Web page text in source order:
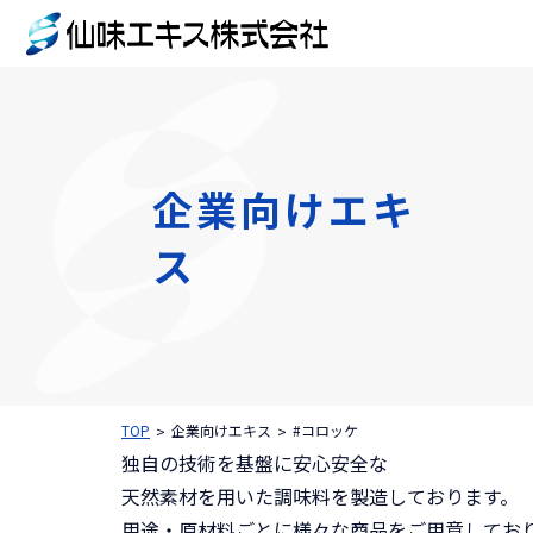
企業向けエキ
ス
TOP 企業向けエキス #コロッケ
独自の技術を基盤に安心安全な
天然素材を用いた調味料を製造しております。